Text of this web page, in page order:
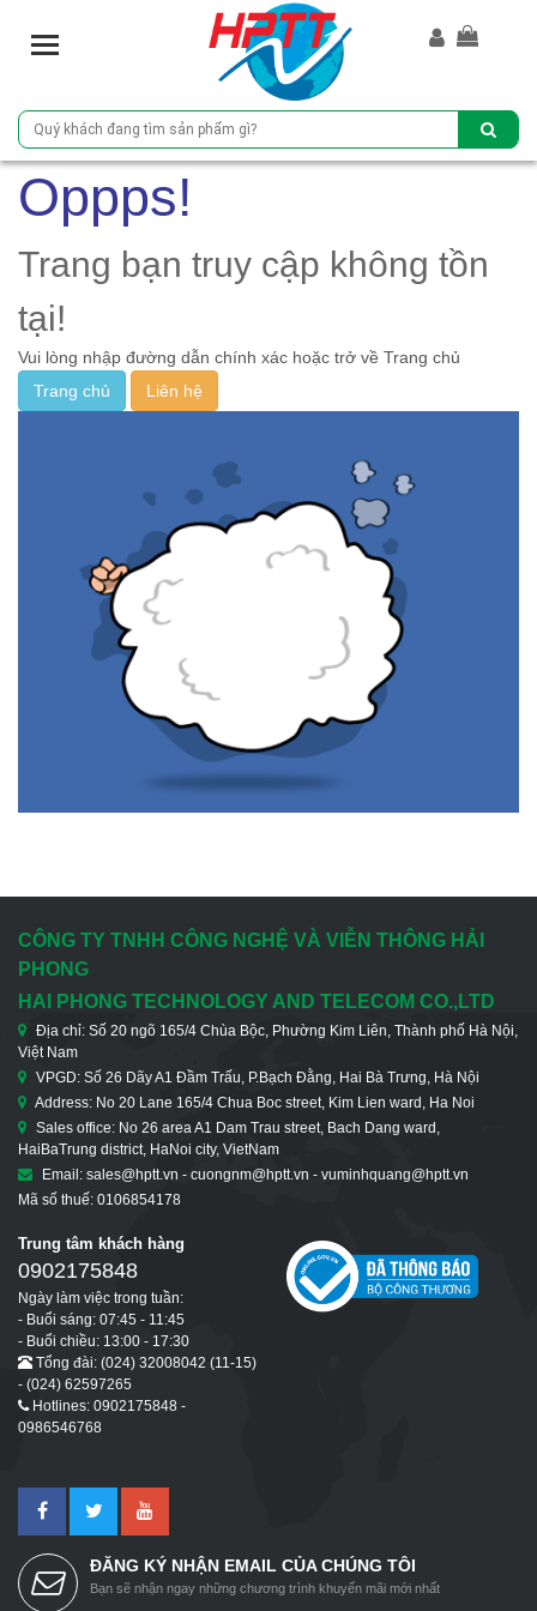
T
l
e
n
i
g
a
t
i
o
Oppps!
Trang bạn truy cập không tồn
tại!
Vui lòng nhập đường dẫn chính xác hoặc trở về Trang chủ
Trang chủ
Liên hệ
CÔNG TY TNHH CÔNG NGHỆ VÀ VIỄN THÔNG HẢI
PHONG
HAI PHONG TECHNOLOGY AND TELECOM CO.,LTD
Địa chỉ: Số 20 ngõ 165/4 Chùa Bộc, Phường Kim Liên, Thành phố Hà Nội,
Việt Nam
VPGD: Số 26 Dãy A1 Đầm Trấu, P.Bạch Đằng, Hai Bà Trưng, Hà Nội
Address: No 20 Lane 165/4 Chua Boc street, Kim Lien ward, Ha Noi
Sales office: No 26 area A1 Dam Trau street, Bach Dang ward,
HaiBaTrung district, HaNoi city, VietNam
Email: sales@hptt.vn - cuongnm@hptt.vn - vuminhquang@hptt.vn
Mã số thuế: 0106854178
Trung tâm khách hàng
0902175848
Ngày làm việc trong tuần:
- Buổi sáng: 07:45 - 11:45
- Buổi chiều: 13:00 - 17:30
Tổng đài: (024) 32008042 (11-15)
- (024) 62597265
Hotlines: 0902175848 -
0986546768
ĐĂNG KÝ NHẬN EMAIL CỦA CHÚNG TÔI
Bạn sẽ nhận ngay những chương trình khuyến mãi mới nhất